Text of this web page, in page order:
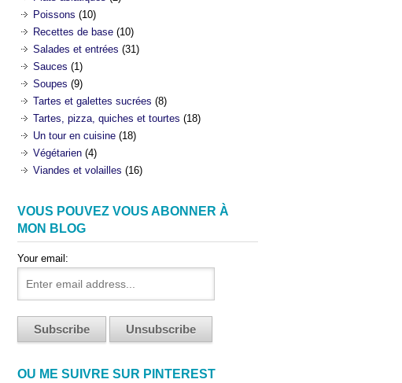
Poissons (10)
Recettes de base(10)
Salades et entrées (31)
Sauces (1)
Soupes (9)
Tartes et galettes sucrées (8)
Tartes, pizza, quiches et tourtes (18)
Un tour en cuisine(18)
Végétarien(4)
Viandes et volailles (16)
VOUS POUVEZ VOUS ABONNER À
MON BLOG
Your email:
OU ME SUIVRE SUR PINTEREST